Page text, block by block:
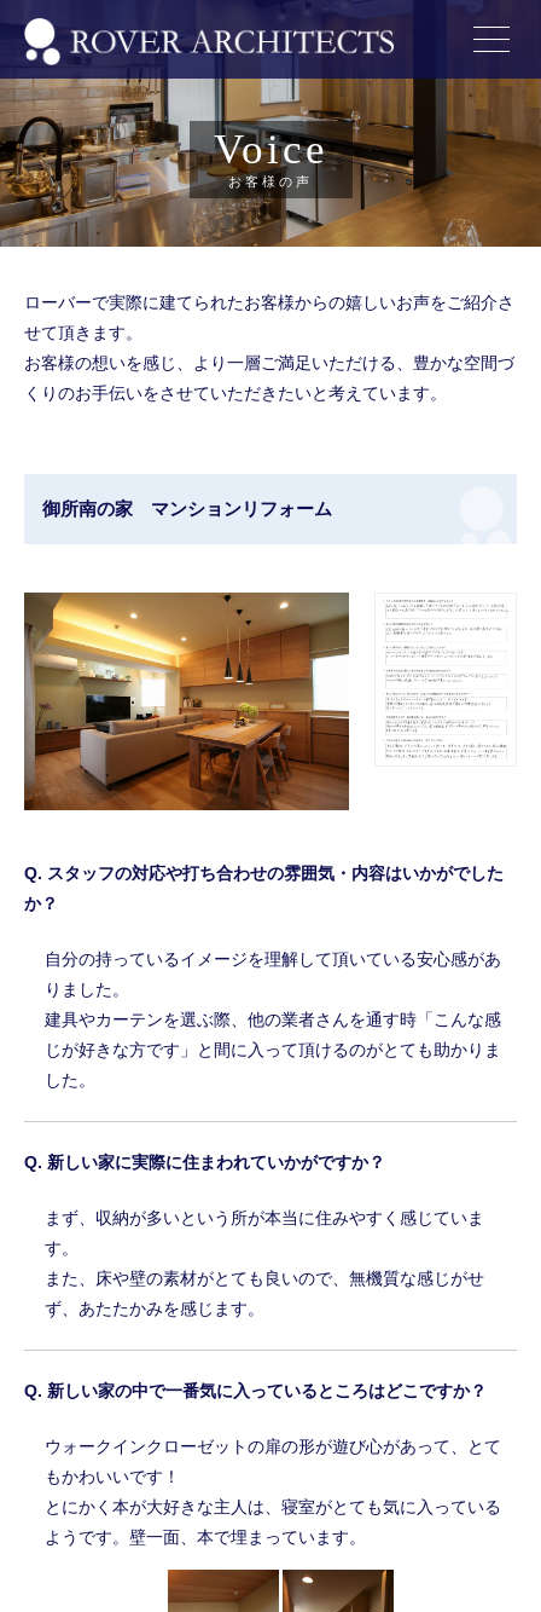
Voice
お客様の声
ローバーで実際に建てられたお客様からの嬉しいお声をご紹介さ
せて頂きます。
お客様の想いを感じ、より一層ご満足いただける、豊かな空間づ
くりのお手伝いをさせていただきたいと考えています。
御所南の家 マンションリフォーム
スタッフの対応や打ち合わせの雰囲気・内容はいかがでした
か？
自分の持っているイメージを理解して頂いている安心感があ
りました。
建具やカーテンを選ぶ際、他の業者さんを通す時「こんな感
じが好きな方です」と間に入って頂けるのがとても助かりま
した。
新しい家に実際に住まわれていかがですか？
まず、収納が多いという所が本当に住みやすく感じていま
す。
また、床や壁の素材がとても良いので、無機質な感じがせ
ず、あたたかみを感じます。
新しい家の中で一番気に入っているところはどこですか？
ウォークインクローゼットの扉の形が遊び心があって、とて
もかわいいです！
とにかく本が大好きな主人は、寝室がとても気に入っている
ようです。壁一面、本で埋まっています。